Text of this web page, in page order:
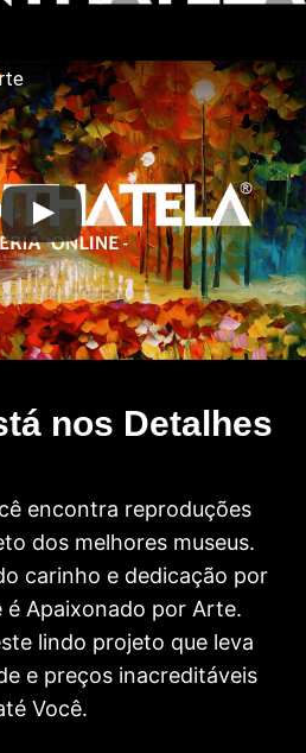
nos Detalhes
encontra reproduções
dos melhores museus.
carinho e dedicação por
é Apaixonado por Arte.
lindo projeto que leva
e preços inacreditáveis
Você.